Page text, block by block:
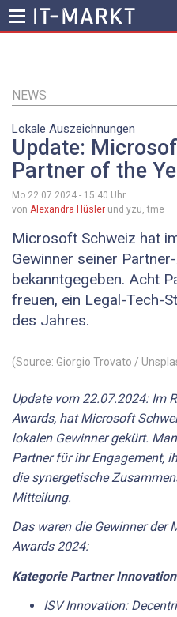
Inhalt
NEWS
Lokale Auszeichnungen
Update:
Partner of the
Mo 22.07.2024 - 15:40 Uhr
von Alexandra Hüsler und yzu, tme
Microsoft Schweiz hat
Gewinner seiner
bekanntgegeben. Acht
freuen, ein Legal-Tech-
des Jahres.
(Source: Giorgio Trovato /
Update vom 22.07.2024: Im
Awards, hat Microsoft
lokalen Gewinner gekürt.
Partner für ihr Engagement,
die synergetische
Mitteilung.
Das waren die Gewinner der
Awards 2024:
Kategorie Partner
ISV Innovation: